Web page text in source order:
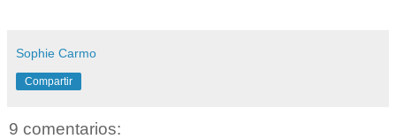
Sophie Carmo
Compartir
9 comentarios: